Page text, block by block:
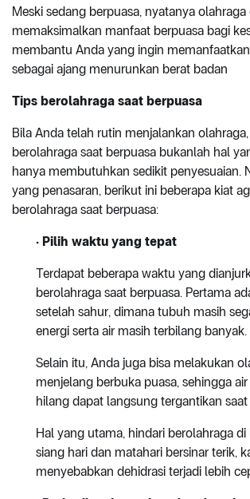
Meski sedang berpuasa, nyatanya olahraga
memaksimalkan manfaat berpuasa bagi
membantu Anda yang ingin memanfaatkan
sebagai ajang menurunkan berat badan
Tips berolahraga saat berpuasa
Bila Anda telah rutin menjalankan
berolahraga saat berpuasa bukanlah hal
hanya membutuhkan sedikit penyesuaian.
yang penasaran, berikut ini beberapa kiat
berolahraga saat berpuasa:
· Pilih waktu yang tepat
Terdapat beberapa waktu yang
berolahraga saat berpuasa. Pertama
setelah sahur, dimana tubuh masih
energi serta air masih terbilang banyak.
Selain itu, Anda juga bisa melakukan
menjelang berbuka puasa, sehingga
hilang dapat langsung tergantikan
Hal yang utama, hindari berolahraga
siang hari dan matahari bersinar terik,
menyebabkan dehidrasi terjadi lebih